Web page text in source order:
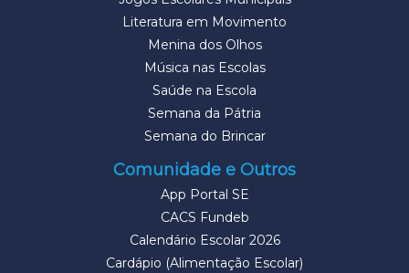
Literatura em Movimento
Menina dos Olhos
Música nas Escolas
Saúde na Escola
Semana da Pátria
Semana do Brincar
Comunidade e Outros
App Portal SE
CACS Fundeb
Calendário Escolar 2026
Cardápio (Alimentação Escolar)